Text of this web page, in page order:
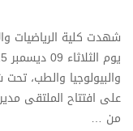
شهدت كلية الرياضيات
والبيولوجيا والطب،
على افتتاح الملتقى
من …